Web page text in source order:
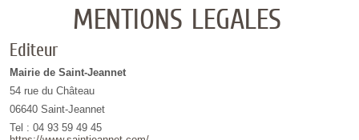
MENTIONS LEGALES
Editeur
Mairie de Saint-Jeannet
54 rue du Château
06640 Saint-Jeannet
Tel : 04 93 59 49 45